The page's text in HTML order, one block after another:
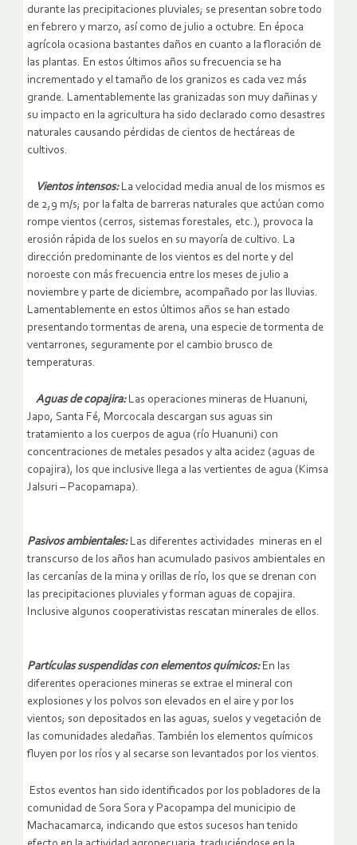
durante las precipitaciones pluviales; se presentan sobre todo
en febrero y marzo, así como de julio a octubre. En época
agrícola ocasiona bastantes daños en cuanto a la floración de
las plantas. En estos últimos años su frecuencia se ha
incrementado y el tamaño de los granizos es cada vez más
grande. Lamentablemente las granizadas son muy dañinas y
su impacto en la agricultura ha sido declarado como desastres
naturales causando pérdidas de cientos de hectáreas de
cultivos.
Vientos intensos: La velocidad media anual de los mismos es
de 2,9 m/s; por la falta de barreras naturales que actúan como
rompe vientos (cerros, sistemas forestales, etc.), provoca la
erosión rápida de los suelos en su mayoría de cultivo. La
dirección predominante de los vientos es del norte y del
noroeste con más frecuencia entre los meses de julio a
noviembre y parte de diciembre, acompañado por las lluvias.
Lamentablemente en estos últimos años se han estado
presentando tormentas de arena, una especie de tormenta de
ventarrones, seguramente por el cambio brusco de
temperaturas.
Aguas de copajira: Las operaciones mineras de Huanuni,
Japo, Santa Fé, Morcocala descargan sus aguas sin
tratamiento a los cuerpos de agua (río Huanuni) con
concentraciones de metales pesados y alta acidez (aguas de
copajira), los que inclusive llega a las vertientes de agua (Kimsa
Jalsuri – Pacopamapa).
Pasivos ambientales: Las diferentes actividades mineras en el
transcurso de los años han acumulado pasivos ambientales en
las cercanías de la mina y orillas de río, los que se drenan con
las precipitaciones pluviales y forman aguas de copajira.
Inclusive algunos cooperativistas rescatan minerales de ellos.
Partículas suspendidas con elementos químicos: En las
diferentes operaciones mineras se extrae el mineral con
explosiones y los polvos son elevados en el aire y por los
vientos; son depositados en las aguas, suelos y vegetación de
las comunidades aledañas. También los elementos químicos
fluyen por los ríos y al secarse son levantados por los vientos.
Estos eventos han sido identificados por los pobladores de la
comunidad de Sora Sora y Pacopampa del municipio de
Machacamarca, indicando que estos sucesos han tenido